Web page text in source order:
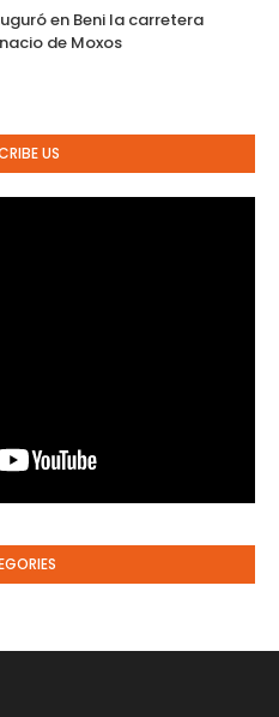
en Beni la carretera
de Moxos
US